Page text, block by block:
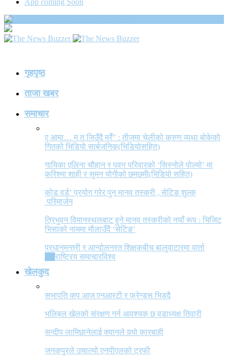
App coming Soon
गृहपृष्ठ
ताजा खबर
समाचार
ए आमा… म त जिउँदै मरेँ” : तीजमा चेलीको करुण व्यथा बोकेको
गितको भिडियो सार्बजनिक(भिडियोसहित)
गायिका एलिना चौहान र पवन परिवारको ‘सिस्नोले पोल्यो’ मा
करिश्मा शाही र सुमन योगीको छमछमी(भिडियो सहित)
कोड वर्ड’ प्रयोग गरेर पुन मानव तस्करी , सेटिङ शुल्क
परिमार्जन
त्रिभुवन विमानस्थलबाट हुने मानव तस्करीको नयाँ रूप : भिजिट
भिसाको नाममा मौलाउँदै ‘सेटिङ’
प्रधानमन्त्री र आन्दोलनरत शिक्षकबीच बालुवाटारमा वार्ता
राष्ट्रिय समाचारविश्व
खेलकुद
सभापति कप आज एनआरटी र फ्रेन्ड्स भिड्दै
भलिबल खेलको संरक्षण गर्न आवश्यक छ वडाध्यक्ष तिवारी
सन्दीप लामिछानेलाई क्यानले गर्‍यो कारबाही
जनकपुरले उचाल्यो एनपीएलको ट्रफी